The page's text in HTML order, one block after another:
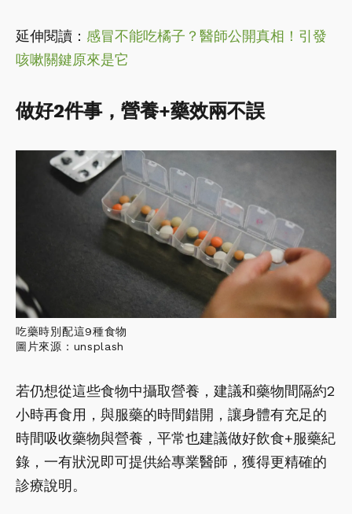
延伸閱讀： 感冒不能吃橘子？醫師公開真相！引發
咳嗽關鍵原來是它
做好2件事，營養+藥效兩不誤
吃藥時別配這9種食物
圖片來源：unsplash
若仍想從這些食物中攝取營養，建議和藥物間隔約2
小時再食用，與服藥的時間錯開，讓身體有充足的
時間吸收藥物與營養，平常也建議做好飲食+服藥紀
錄，一有狀況即可提供給專業醫師，獲得更精確的
診療說明。